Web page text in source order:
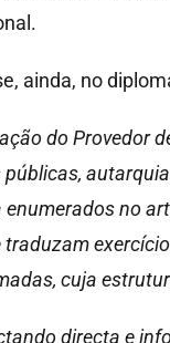
ainda, no
do Provedor
públicas,
no
traduzam
cuja
directa e